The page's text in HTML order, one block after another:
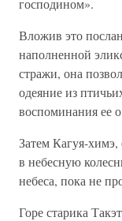
господином».
Вложив это
наполненной
стражи, она
одеяние из
воспоминания ее
Затем Кагуя-
в небесную
небеса, пока не
Горе старика